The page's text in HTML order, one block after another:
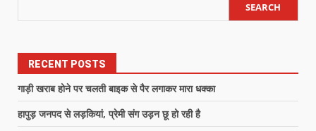
SEARCH
RECENT POSTS
गाड़ी खराब होने पर चलती बाइक से पैर लगाकर मारा धक्का
हापुड़ जनपद से लड़कियां, प्रेमी संग उड़न छू हो रही है